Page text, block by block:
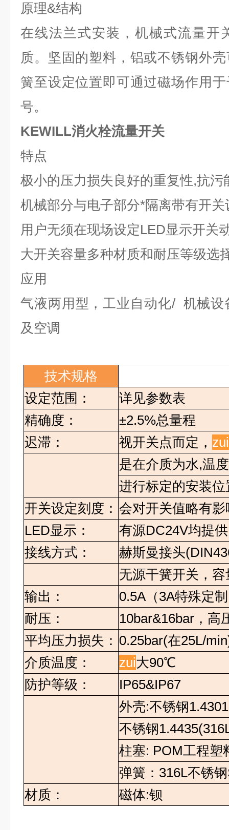
原理&结构
在线法兰式安装，机械式流量开
质。坚固的塑料，铝或不锈钢外
簧至设定位置即可通过磁场作用
号。
KEWILL消火栓流量开关
特点
极小的压力损失良好的重复性,抗污
机械部分与电子部分*隔离带有开
用户无须在现场设定LED显示开关
大开关容量多种材质和耐压等级选
应用
气液两用型，工业自动化/ 机械设
及空调
技术规格
设定范围：
详见参数表
精确度：
±2.5%总量程
迟滞：
视开关点而定， zui
是在介质为水,温度
进行标定的安装
开关设定刻度： 会对开关值略有影
LED显示： 有源DC24V均提供
接线方式：
赫斯曼接头
无源干簧开关，容
输出：
0.5A（3A特殊定
耐压：
10bar&16bar ，高
平均压力损失： 0.25bar(在25L/
介质温度：
zui大90℃
防护等级：
IP65&IP67
外壳:不锈钢1.4301
不锈钢
柱塞: POM工程塑
弹簧： 316L不锈钢
材质：
磁体:钡